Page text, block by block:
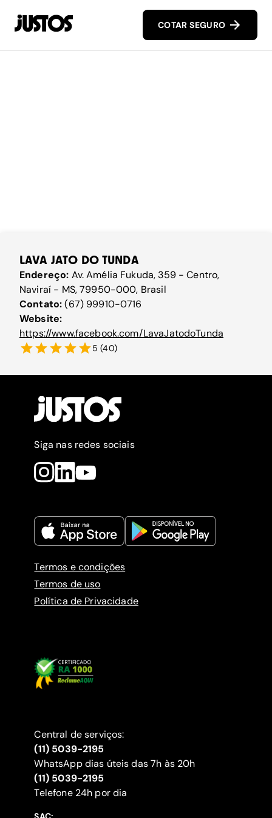
COTAR SEGURO
LAVA JATO DO TUNDA
Endereço: Av. Amélia Fukuda, 359 - Centro,
Naviraí - MS, 79950-000, Brasil
Contato:(67) 99910-0716
Website:
https://www.facebook.com/LavaJatodoTunda
5 (40)
Siga nas redes sociais
Termos e condições
Termos de uso
Política de Privacidade
Central de serviços:
(11) 5039-2195
WhatsApp dias úteis das 7h às 20h
(11) 5039-2195
‍Telefone 24h por dia